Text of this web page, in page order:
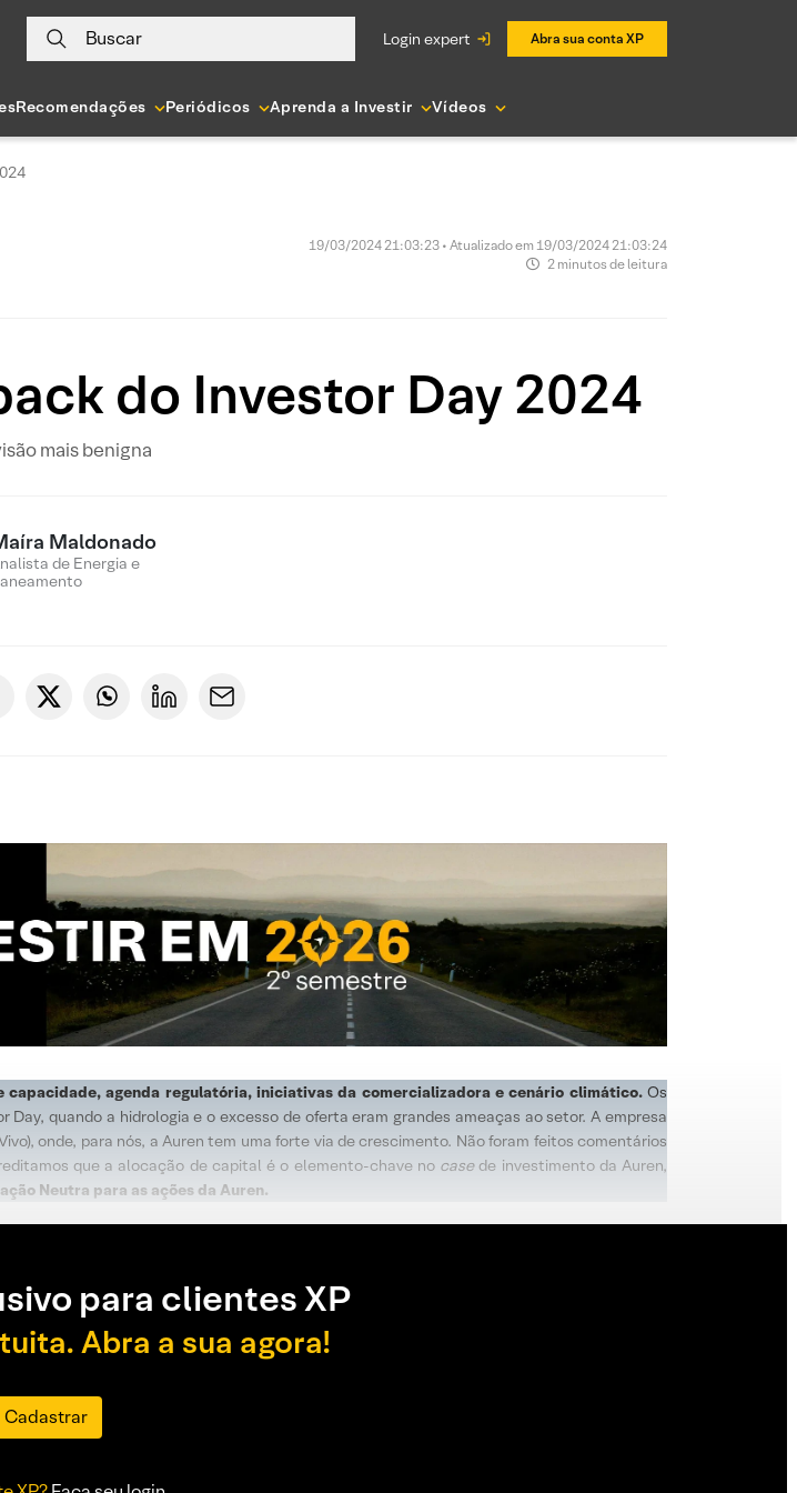
Buscar login expert Abra sua conta XP
Recomendações Periódicos Aprenda a Investir Vídeos
19/03/2024 21:03:23 • Atualizado em 19/03/2024 21:03:24
2 minutos de leitura
do Investor Day 2024
mais benigna
Maldonado
de Energia e
agenda regulatória, iniciativas da comercializadora e cenário climático. Os
quando a hidrologia e o excesso de oferta eram grandes ameaças ao setor. A empresa
onde, para nós, a Auren tem uma forte via de crescimento. Não foram feitos comentários
que a alocação de capital é o elemento-chave no casede investimento da Auren,
Neutra para as ações da Auren.
para clientes XP
Abra a sua agora!
Cadastrar